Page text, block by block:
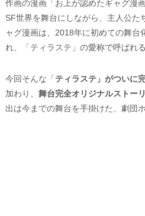
作画の漫画「お上が認めたギャグ漫
SF世界を舞台にしながら、主人公た
ャグ漫画は、2018年に初めての舞台
れ、「ティラステ」の愛称で呼ばれ
今回そんな「 ティラステ」がついに
加わり、 舞台完全オリジナルストー
出は今までの舞台を手掛けた、劇団